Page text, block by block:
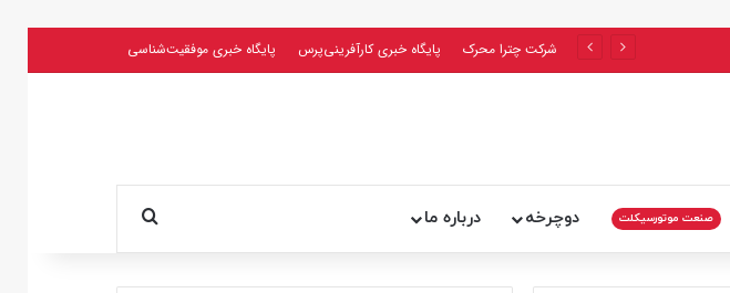
شرکت چترا محرک پایگاه خبری کارآفرینی‌پرس پایگاه خبری موفقیت‌شناسی
صنعت موتورسیکلت دوچرخه درباره ما جستجو برای